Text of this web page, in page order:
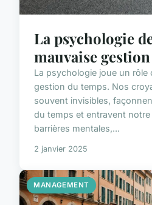
La psychologie
mauvaise
La psychologie joue un rôle
gestion du temps. Nos
souvent invisibles,
du temps et entravent
barrières mentales,...
2 janvier 2025
MANAGEMENT